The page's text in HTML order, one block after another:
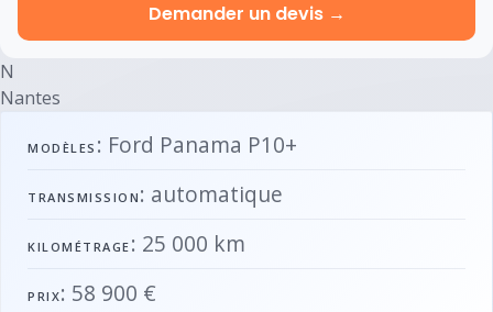
Demander un devis →
N
Nantes
MODÈLES : Ford Panama P10+
TRANSMISSION : automatique
KILOMÉTRAGE : 25 000 km
PRIX: 58 900 €